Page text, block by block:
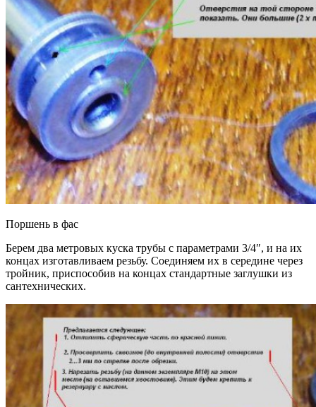
Поршень в фас
Берем два метровых куска трубы с параметрами 3/4″, и на их
концах изготавливаем резьбу. Соединяем их в середине через
тройник, приспособив на концах стандартные заглушки из
сантехнических.